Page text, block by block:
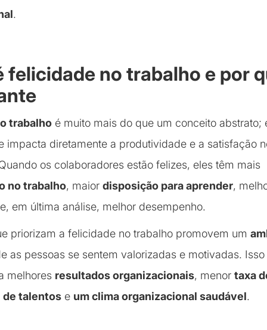
.
felicidade no trabalho e por
trabalho é muito mais do que um conceito abstrato;
impacta diretamente a produtividade e a satisfação
os colaboradores estão felizes, eles têm mais
no trabalho, maior disposição para aprender,
em última análise, melhor desempenho.
priorizam a felicidade no trabalho promovem um
as pessoas se sentem valorizadas e motivadas.
melhores resultados organizacionais, menor taxa
talentos e um clima organizacional saudável.